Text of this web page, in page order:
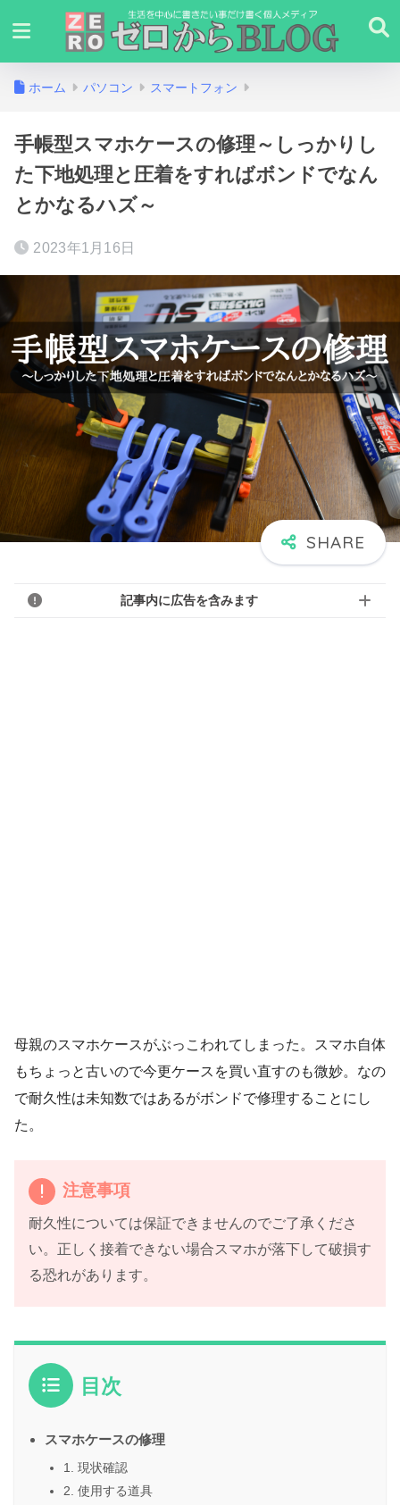
ホーム パソコン スマートフォン
手帳型スマホケースの修理～しっかりし
た下地処理と圧着をすればボンドでなん
とかなるハズ～
2023年1月16日
記事内に広告を含みます
母親のスマホケースがぶっこわれてしまった。スマホ自体
もちょっと古いので今更ケースを買い直すのも微妙。なの
で耐久性は未知数ではあるがボンドで修理することにし
た。
注意事項
耐久性については保証できませんのでご了承くださ
い。正しく接着できない場合スマホが落下して破損す
る恐れがあります。
目次
スマホケースの修理
1. 現状確認
2. 使用する道具